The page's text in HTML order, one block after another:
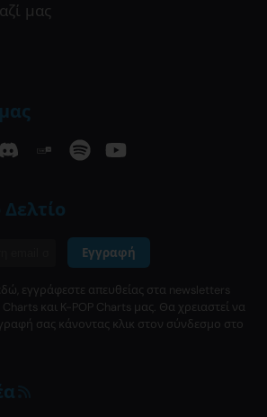
μας
Εγγραφή
εγγράφεστε απευθείας στα newsletters
και K-POP Charts μας. Θα χρειαστεί να
σας κάνοντας κλικ στον σύνδεσμο στο